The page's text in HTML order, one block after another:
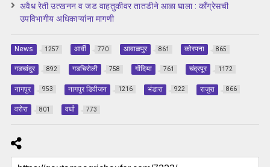
अवैध रेती उत्खनन व जड वाहतुकीवर तातडीने आळा घाला : काँग्रेसची
उपविभागीय अधिकाऱ्यांना मागणी
News 1257 आर्वी 770 आवाळपुर 861 कोरपना 865
गडचांदुर 892 गडचिरोली 758 गोंदिया 761 चंद्रपूर 1172
नागपुर 953 नागपुर डिवीजन 1216 भंडारा 922 राजुरा 866
वरोरा 801 वर्धा 773